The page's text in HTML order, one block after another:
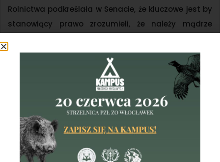
Rolnictwa podkreślała w Senacie, że kluczowe jest by
stanowiący prawo zrozumieli, że należy mądrze
ale i „problematycznych” jak np. wilk, a
odpowiedzialność to fundament zrównoważonego